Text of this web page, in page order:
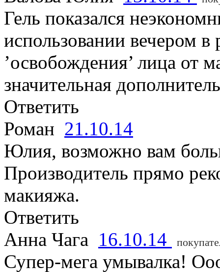
Гель показался
использовании вечером
’освобождения’ лица от
значительная
Ответить
Роман 21.10.14
Юлия, возможно вам
Производитель прямо
макияжа.
Ответить
Анна Чага 16.10.14
Супер-мега умывалка!